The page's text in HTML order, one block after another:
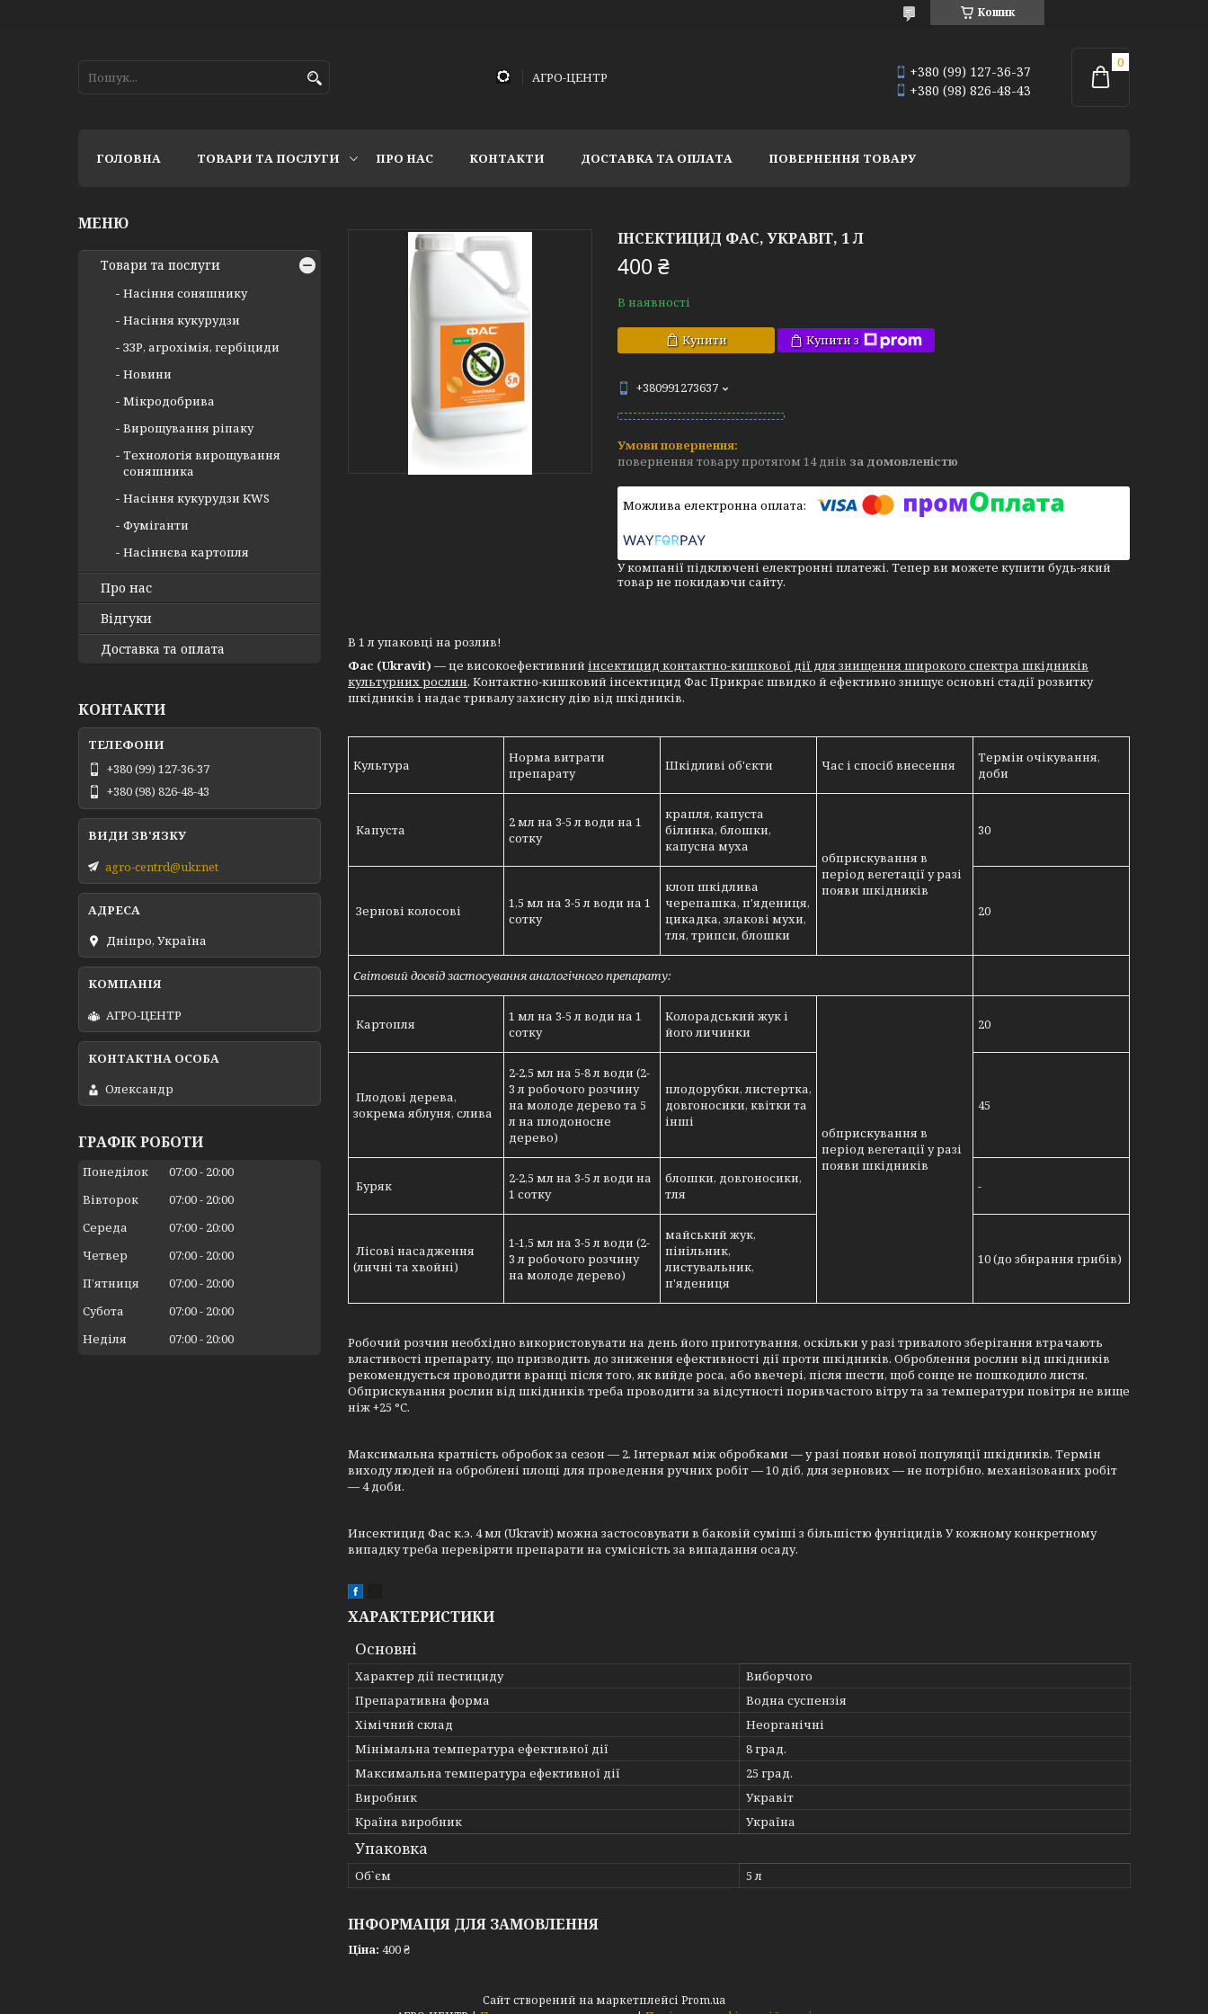
Кошик
АГРО-ЦЕНТР
+380 (99) 127-36-37
+380 (98) 826-48-43
ГОЛОВНА ТОВАРИ ТА ПОСЛУГИ ПРО НАС КОНТАКТИ ДОСТАВКА ТА ОПЛАТА ПОВЕРНЕННЯ ТОВАРУ
ІНСЕКТИЦИД ФАС, УКРАВІТ, 1 Л
400 ₴
В наявності
Купити Купити з
+380991273637
повернення товару протягом 14 днів за домовленістю
У компанії підключені електронні платежі. Тепер ви можете купити будь-який
товар не покидаючи сайту.
В 1 л упаковці на розлив!
Фас (Ukravit) — це високоефективний інсектицид контактно-кишкової дії для знищення широкого спектра шкідників
культурних рослин. Контактно-кишковий інсектицид Фас Прикрає швидко й ефективно знищує основні стадії розвитку
шкідників і надає тривалу захисну дію від шкідників.
Культура
Норма витрати
препарату
Шкідливі об'єкти Час і спосіб внесення
Термін очікування,
доби
Капуста
2 мл на 3-5 л води на 1
сотку
крапля, капуста
білинка, блошки,
капусна муха
обприскування в
період вегетації у разі
появи шкідників
30
Зернові колосові
1,5 мл на 3-5 л води на 1
сотку
клоп шкідлива
черепашка, п'ядениця,
цикадка, злакові мухи,
тля, трипси, блошки
20
Світовий досвід застосування аналогічного препарату:
Картопля
1 мл на 3-5 л води на 1
сотку
Колорадський жук і
його личинки
обприскування в
період вегетації у разі
появи шкідників
20
Плодові дерева,
зокрема яблуня, слива
2-2,5 мл на 5-8 л води (2-
3 л робочого розчину
на молоде дерево та 5
л на плодоносне
дерево)
плодорубки, листертка,
довгоносики, квітки та
інші
45
Буряк
2-2,5 мл на 3-5 л води на
1 сотку
блошки, довгоносики,
тля
-
Лісові насадження
(личні та хвойні)
1-1,5 мл на 3-5 л води (2-
3 л робочого розчину
на молоде дерево)
майський жук,
пінільник,
листувальник,
п'ядениця
10 (до збирання грибів)
Робочий розчин необхідно використовувати на день його приготування, оскільки у разі тривалого зберігання втрачають
властивості препарату, що призводить до зниження ефективності дії проти шкідників. Оброблення рослин від шкідників
рекомендується проводити вранці після того, як вийде роса, або ввечері, після шести, щоб сонце не пошкодило листя.
Обприскування рослин від шкідників треба проводити за відсутності поривчастого вітру та за температури повітря не вище
ніж +25 °C.
Максимальна кратність обробок за сезон — 2. Інтервал між обробками — у разі появи нової популяції шкідників. Термін
виходу людей на оброблені площі для проведення ручних робіт — 10 діб, для зернових — не потрібно, механізованих робіт
— 4 доби.
Инсектицид Фас к.э. 4 мл (Ukravit) можна застосовувати в баковій суміші з більшістю фунгіцидів У кожному конкретному
випадку треба перевіряти препарати на сумісність за випадання осаду.
ХАРАКТЕРИСТИКИ
Основні
Характер дії пестициду
Виборчого
Препаративна форма
Водна суспензія
Хімічний склад
Неорганічні
Мінімальна температура ефективної дії
8 град.
Максимальна температура ефективної дії
25 град.
Виробник
Укравіт
Країна виробник
Україна
Упаковка
Об`єм 5 л
ІНФОРМАЦІЯ ДЛЯ ЗАМОВЛЕННЯ
Ціна: 400 ₴
Товари та послуги
Насіння соняшнику
Насіння кукурудзи
ЗЗР, агрохімія, гербіциди
Новини
Мікродобрива
Вирощування ріпаку
Технологія вирощування
соняшника
Насіння кукурудзи KWS
Фуміганти
Насіннєва картопля
Про нас
Відгуки
Доставка та оплата
КОНТАКТИ
+380 (99) 127-36-37
+380 (98) 826-48-43
agro-centrd@ukr.net
Дніпро, Україна
АГРО-ЦЕНТР
Олександр
ГРАФІК РОБОТИ
Понеділок 07:00
20:00
Вівторок
07:00
20:00
Середа
07:00
20:00
Четвер
07:00
20:00
Пʼятниця
07:00
20:00
Субота
07:00
20:00
Неділя
07:00 20:00
Сайт створений на маркетплейсі Prom.ua